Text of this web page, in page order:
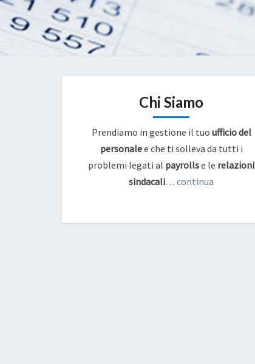
Chi Siamo
Prendiamo in gestione il tuo ufficio del
personalee che ti solleva da tutti i
problemi legati al payrollse le relazioni
sindacali… continua